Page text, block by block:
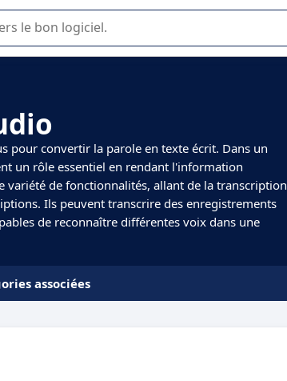
de logiciel SaaS en entreprise.
pour convertir la parole en texte écrit. Dans un
un rôle essentiel en rendant l'information
variété de fonctionnalités, allant de la transcription
Ils peuvent transcrire des enregistrements
de reconnaître différentes voix dans une
associées